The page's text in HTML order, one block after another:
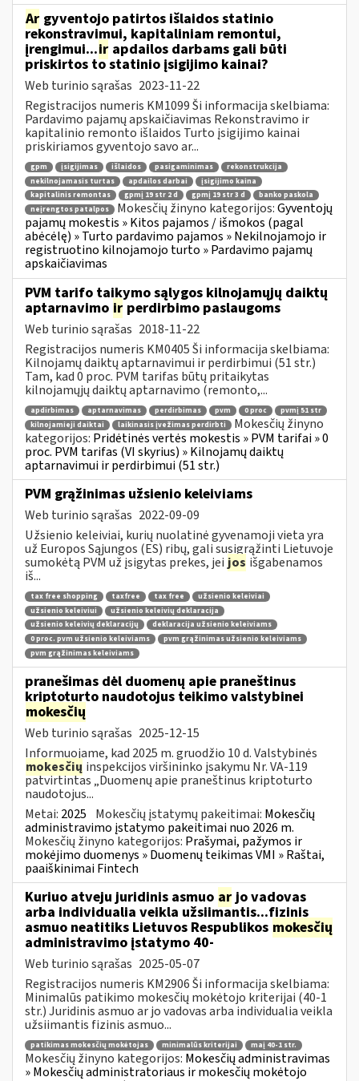
Ar gyventojo patirtos išlaidos statinio
rekonstravimui, kapitaliniam remontui,
įrengimui...ir apdailos darbams gali būti
priskirtos to statinio įsigijimo kainai?
Web turinio sąrašas 2023-11-22
Registracijos numeris KM1099 Ši informacija skelbiama:
Pardavimo pajamų apskaičiavimas Rekonstravimo ir
kapitalinio remonto išlaidos Turto įsigijimo kainai
priskiriamos gyventojo savo ar...
gpm įsigijimas išlaidos pasigaminimas
rekonstrukcija
nekilnojamasis turtas
apdailos darbai
įsigijimo kaina
kapitalinis remontas
gpmį 19 str 2 d gpmį 19 str 3 d
banko paskola
neįrengtos patalpos
Mokesčių žinyno kategorijos:Gyventojų
pajamų mokestis » Kitos pajamos / išmokos (pagal
abėcėlę) » Turto pardavimo pajamos » Nekilnojamojo ir
registruotino kilnojamojo turto » Pardavimo pajamų
apskaičiavimas
PVM tarifo taikymo sąlygos kilnojamųjų daiktų
aptarnavimo ir perdirbimo paslaugoms
Web turinio sąrašas 2018-11-22
Registracijos numeris KM0405 Ši informacija skelbiama:
Kilnojamų daiktų aptarnavimui ir perdirbimui (51 str.)
Tam, kad 0 proc. PVM tarifas būtų pritaikytas
kilnojamųjų daiktų aptarnavimo (remonto,...
apdirbimas aptarnavimas perdirbimas pvm 0 proc
pvmį 51 str
kilnojamieji daiktai
laikinasis įvežimas perdirbti
Mokesčių žinyno
kategorijos: Pridėtinės vertės mokestis » PVM tarifai » 0
proc. PVM tarifas (VI skyrius) » Kilnojamų daiktų
aptarnavimui ir perdirbimui (51 str.)
PVM grąžinimas užsienio keleiviams
Web turinio sąrašas 2022-09-09
Užsienio keleiviai, kurių nuolatinė gyvenamoji vieta yra
už Europos Sąjungos (ES) ribų, gali susigrąžinti Lietuvoje
sumokėtą PVM už įsigytas prekes, jei jos išgabenamos
iš...
tax free shopping taxfree tax free
užsienio keleiviai
užsienio keleiviui
užsienio keleivių deklaracija
užsienio keleivių deklaracijų
deklaracija užsienio keleiviams
0 proc. pvm užsienio keleiviams
pvm grąžinimas užsienio keleiviams
pvm grąžinimas keleiviams
pranešimas dėl duomenų apie praneštinus
kriptoturto naudotojus teikimo valstybinei
mokesčių
Web turinio sąrašas 2025-12-15
Informuojame, kad 2025 m. gruodžio 10 d. Valstybinės
mokesčių inspekcijos viršininko įsakymu Nr. VA-119
patvirtintas „Duomenų apie praneštinus kriptoturto
naudotojus...
Metai: 2025 Mokesčių įstatymų pakeitimai: Mokesčių
administravimo įstatymo pakeitimai nuo 2026 m.
Mokesčių žinyno kategorijos: Prašymai, pažymos ir
mokėjimo duomenys » Duomenų teikimas VMI » Raštai,
paaiškinimai Fintech
Kuriuo atveju juridinis asmuo arjo vadovas
arba individualia veikla užsiimantis...fizinis
asmuo neatitiks Lietuvos Respublikos mokesčių
administravimo įstatymo 40-
Web turinio sąrašas 2025-05-07
Registracijos numeris KM2906 Ši informacija skelbiama:
Minimalūs patikimo mokesčių mokėtojo kriterijai (40-1
str.) Juridinis asmuo ar jo vadovas arba individualia veikla
užsiimantis fizinis asmuo...
patikimas mokesčių mokėtojas minimalūs kriterijai maį 40-1 str.
Mokesčių žinyno kategorijos: Mokesčių administravimas
» Mokesčių administratoriaus ir mokesčių mokėtojo